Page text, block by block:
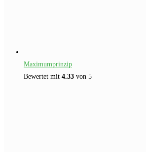
Maximumprinzip
Bewertet mit 4.33 von 5